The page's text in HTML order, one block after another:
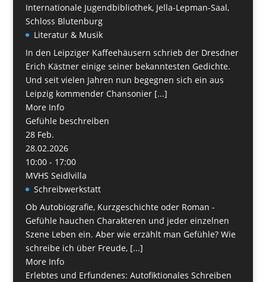
Internationale Jugendbibliothek, Jella-Lepman-Saal,
Schloss Blutenburg
Literatur & Musik
In den Leipziger Kaffeehäusern schrieb der Dresdner
Erich Kästner einige seiner bekanntesten Gedichte.
Und seit vielen Jahren nun begegnen sich ein aus
Leipzig kommender Chansonier [...]
More Info
Gefühle beschreiben
28 Feb.
28.02.2026
10:00 - 17:00
MVHS Seidlvilla
Schreibwerkstatt
Ob Autobiografie, Kurzgeschichte oder Roman -
Gefühle hauchen Charakteren und jeder einzelnen
Szene Leben ein. Aber wie erzählt man Gefühle? Wie
schreibe ich über Freude, [...]
More Info
Erlebtes und Erfundenes: Autofiktionales Schreiben